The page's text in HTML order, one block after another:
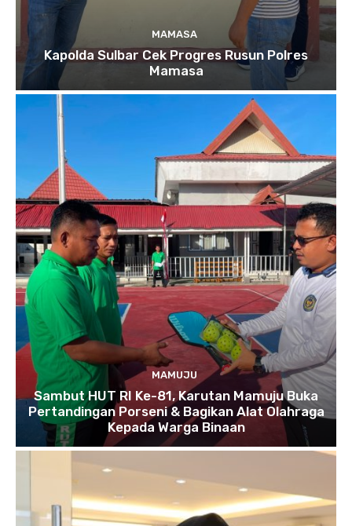
MAMASA
Kapolda Sulbar Cek Progres Rusun Polres
Mamasa
MAMUJU
Sambut HUT RI Ke-81, Karutan Mamuju Buka
Pertandingan Porseni & Bagikan Alat Olahraga
Kepada Warga Binaan